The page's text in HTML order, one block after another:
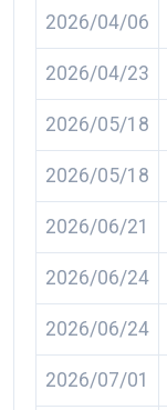
2026/04/06
2026/04/23
2026/05/18
2026/05/18
2026/06/21
2026/06/24
2026/06/24
2026/07/01